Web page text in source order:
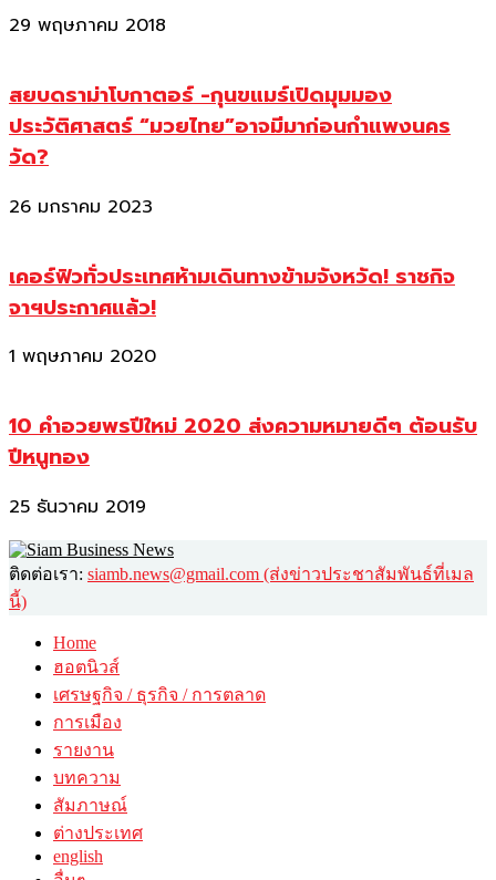
29 พฤษภาคม 2018
สยบดราม่าโบกาตอร์ -กุนขแมร์เปิดมุมมอง
ประวัติศาสตร์ “มวยไทย”อาจมีมาก่อนกำแพงนคร
วัด?
26 มกราคม 2023
เคอร์ฟิวทั่วประเทศห้ามเดินทางข้ามจังหวัด! ราชกิจ
จาฯประกาศแล้ว!
1 พฤษภาคม 2020
10 คำอวยพรปีใหม่ 2020 ส่งความหมายดีๆ ต้อนรับ
ปีหนูทอง
25 ธันวาคม 2019
ติดต่อเรา: siamb.news@gmail.com (ส่งข่าวประชาสัมพันธ์ที่เมล
นี้)
Home
ฮอตนิวส์
เศรษฐกิจ / ธุรกิจ / การตลาด
การเมือง
รายงาน
บทความ
สัมภาษณ์
ต่างประเทศ
english